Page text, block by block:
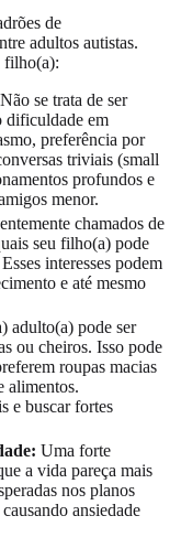
de
adultos autistas.
filho(a):
Não se trata de ser
dificuldade em
preferência por
triviais (small
profundos e
menor.
chamados de
seu filho(a) pode
interesses podem
e até mesmo
adulto(a) pode ser
ou cheiros. Isso pode
roupas macias
alimentos.
e buscar fortes
Uma forte
a vida pareça mais
nos planos
ansiedade